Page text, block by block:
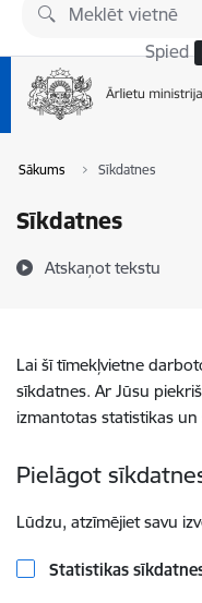
Pāriet uz lapas saturu
Spied
Sākums Sīkdatnes
Sīkdatnes
Atskaņot tekstu
Lai šī tīmekļvietne
sīkdatnes. Ar Jūsu
izmantotas statistikas
Pielāgot
Lūdzu, atzīmējiet savu
Statistikas